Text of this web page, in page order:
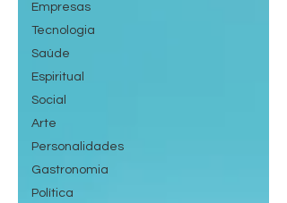
Empresas
Tecnologia
Saúde
Espiritual
Social
Arte
Personalidades
Gastronomia
Política